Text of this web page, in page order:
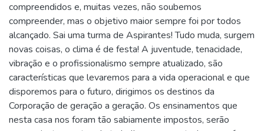
compreendidos e, muitas vezes, não soubemos
compreender, mas o objetivo maior sempre foi por todos
alcançado. Sai uma turma de Aspirantes! Tudo muda, surgem
novas coisas, o clima é de festa! A juventude, tenacidade,
vibração e o profissionalismo sempre atualizado, são
características que levaremos para a vida operacional e que
disporemos para o futuro, dirigimos os destinos da
Corporação de geração a geração. Os ensinamentos que
nesta casa nos foram tão sabiamente impostos, serão